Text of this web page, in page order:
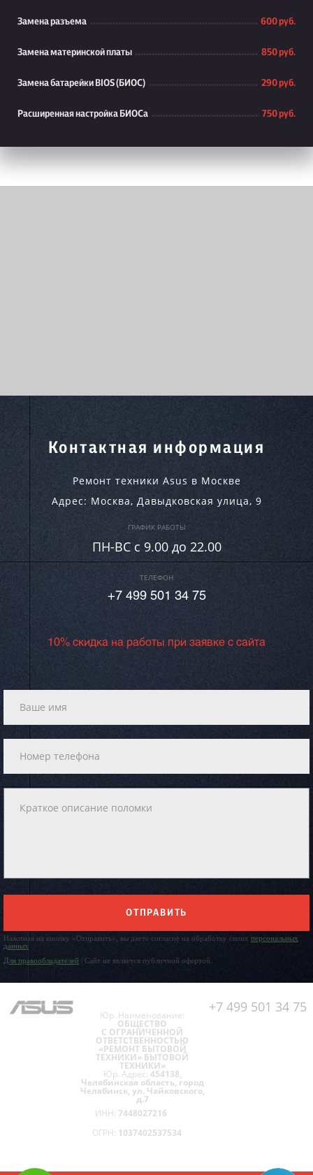
Замена разъема 600 руб.
Замена материнской платы 850 руб.
Замена батарейки BIOS (БИОС) 290 руб.
Расширенная настройка БИОСа 750 руб.
Контактная информация
Ремонт техники Asus в Москве
Адрес: Москва, Давыдковская улица, 9
ГРАФИК РАБОТЫ
ПН-ВC c 9.00 до 22.00
ТЕЛЕФОН
+7 499 501 34 75
10% скидка на работы при заявке с сайта
ОТПРАВИТЬ
Нажимая на кнопку «Отправить», вы даете согласие на обработку своих персональных
данных
Для правообладателей | Сайт не является публичной офертой.
+7 499 501 34 75
Юр. Наименование:
ОБЩЕСТВО
С ОГРАНИЧЕННОЙ
ОТВЕТСТВЕННОСТЬЮ
«РЕМОНТ БЫТОВОЙ
ТЕХНИКИ» БЫТОВОЙ
ТЕХНИКИ»
Юр. Адрес: 454138,
Челябинская область, город
Челябинск, ул. Чайковского,
д.7
ИНН: 7448027216
ОГРН: 1037402537534